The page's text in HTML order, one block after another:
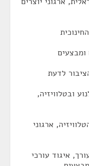
לדעת
ובטלוויזיה,
ארגוני
איגוד עורכי